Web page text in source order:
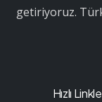
getiriyoruz.
Hızlı